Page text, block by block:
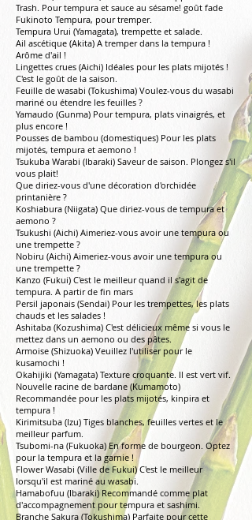
Trash. Pour tempura et sauce au sésame! goût fade
Fukinoto Tempura, pour tremper.
Tempura Urui (Yamagata), trempette et salade.
Ail ascétique (Akita) A tremper dans la tempura !
Arôme d'ail !
Lingettes crues (Aichi) Idéales pour les plats mijotés !
C'est le goût de la saison.
Feuille de wasabi (Tokushima) Voulez-vous du wasabi
mariné ou étendre les feuilles ?
Yamaudo (Gunma) Pour tempura, plats vinaigrés, et
plus encore !
Pousses de bambou (domestiques) Pour les plats
mijotés, tempura et aemono !
Tsukuba Warabi (Ibaraki) Saveur de saison. Plongez s'il
vous plait!
Que diriez-vous d'une décoration d'orchidée
printanière ?
Koshiabura (Niigata) Que diriez-vous de tempura et
aemono ?
Tsukushi (Aichi) Aimeriez-vous avoir une tempura ou
une trempette ?
Nobiru (Aichi) Aimeriez-vous avoir une tempura ou
une trempette ?
Kanzo (Fukui) C'est le meilleur quand il s'agit de
tempura. A partir de fin mars
Persil japonais (Sendai) Pour les trempettes, les plats
chauds et les salades !
Ashitaba (Kozushima) C'est délicieux même si vous le
mettez dans un aemono ou des pâtes.
Armoise (Shizuoka) Veuillez l'utiliser pour le
kusamochi !
Okahijiki (Yamagata) Texture croquante. Il est vert vif.
Nouvelle racine de bardane (Kumamoto)
Recommandée pour les plats mijotés, kinpira et
tempura !
Kirimitsuba (Izu) Tiges blanches, feuilles vertes et le
meilleur parfum.
Tsubomi-na (Fukuoka) En forme de bourgeon. Optez
pour la tempura et la garnie !
Flower Wasabi (Ville de Fukui) C'est le meilleur
lorsqu'il est mariné au wasabi.
Hamabofuu (Ibaraki) Recommandé comme plat
d'accompagnement pour tempura et sashimi.
Branche Sakura (Tokushima) Parfaite pour cette